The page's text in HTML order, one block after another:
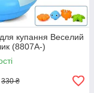
купання Веселий
(8807A-)
330 ₴